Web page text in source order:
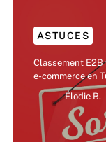
ASTUCES
Classement E2B
e-commerce en
Élodie B.